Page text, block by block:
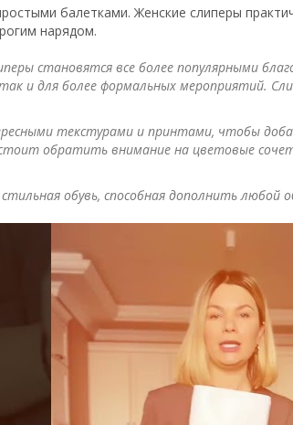
балетками. Женские слиперы
нарядом.
становятся все более популярными
и для более формальных мероприятий.
текстурами и принтами, чтобы
обратить внимание на цветовые
обувь, способная дополнить любой